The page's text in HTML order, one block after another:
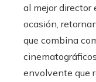
al mejor director
ocasión,
que combina
envolvente que